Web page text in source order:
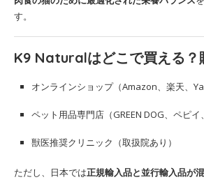
す。
K9 Naturalはどこで買える？
オンラインショップ（Amazon、楽天、
ペット用品専門店（GREEN DOG、ペピイ
獣医推奨クリニック（取扱院あり）
ただし、日本では正規輸入品と並行輸入品が